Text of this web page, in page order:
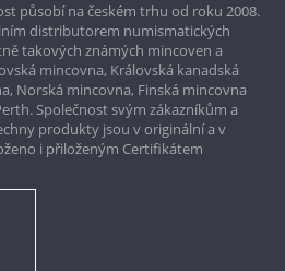
Marie Terezie a
třech děvčátkách narodil
Josef II.Po smrti otce
stal císařem Svaté říše
monarchii byl
Marie Terezie až do její
II. je považován za jednoho
panovníků.
činnosti představují
z roku 1781 o zrušení
toleranci, tzv.
působí na českém trhu od roku 2008.
distributorem numismatických
takových známých mincoven a
mincovna, Královská kanadská
Norská mincovna, Finská mincovna
Společnost svým zákazníkům a
produkty jsou v originální a v
i přiloženým Certifikátem